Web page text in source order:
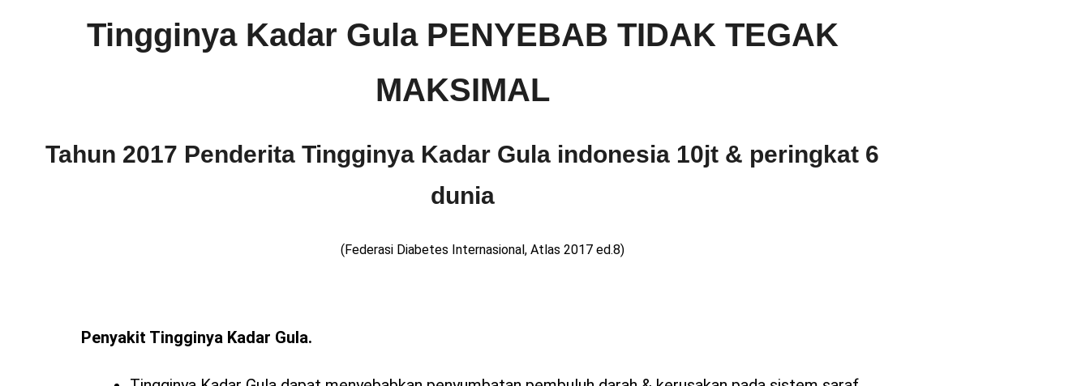
Tingginya Kadar Gula PENYEBAB TIDAK TEGAK
MAKSIMAL
Tahun 2017 Penderita Tingginya Kadar Gula indonesia 10jt & peringkat 6
dunia
(Federasi Diabetes Internasional, Atlas 2017 ed.8)
Penyakit Tingginya Kadar Gula.